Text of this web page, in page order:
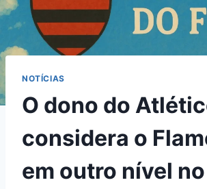
NOTÍCIAS
O dono do
considera o
em outro nível no